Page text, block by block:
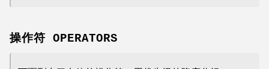
操作符 OPERATORS